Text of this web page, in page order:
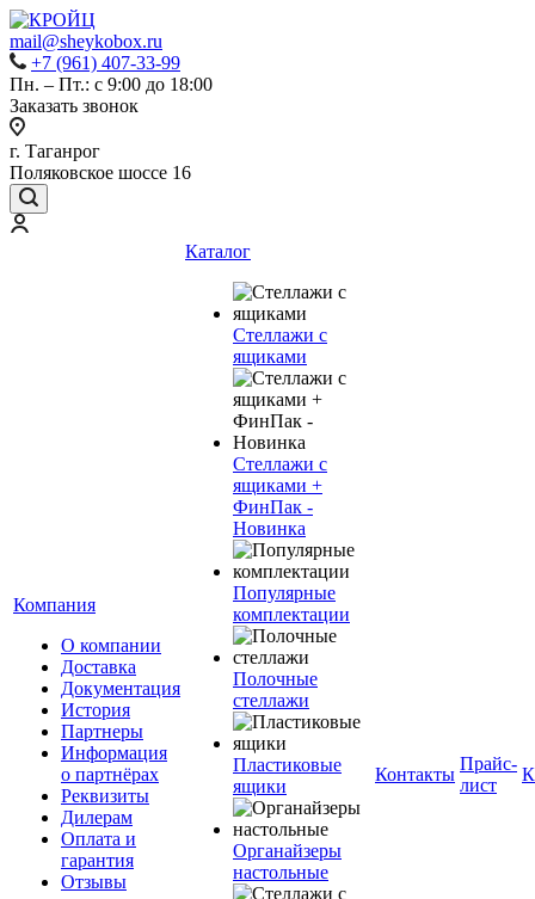
mail@sheykobox.ru
+7 (961) 407-33-99
Пн. – Пт.: с 9:00 до 18:00
Заказать звонок
г. Таганрог
Поляковское шоссе 16
Компания
О компании
Доставка
Документация
История
Партнеры
Информация
о партнёрах
Реквизиты
Дилерам
Оплата и
гарантия
Отзывы
Каталог
Стеллажи с
ящиками
Стеллажи с
ящиками +
ФинПак -
Новинка
Популярные
комплектации
Полочные
стеллажи
Пластиковые
ящики
Органайзеры
настольные
Контакты
Прайс-
лист